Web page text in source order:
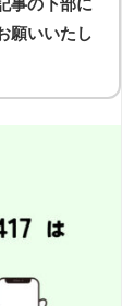
願いいたし